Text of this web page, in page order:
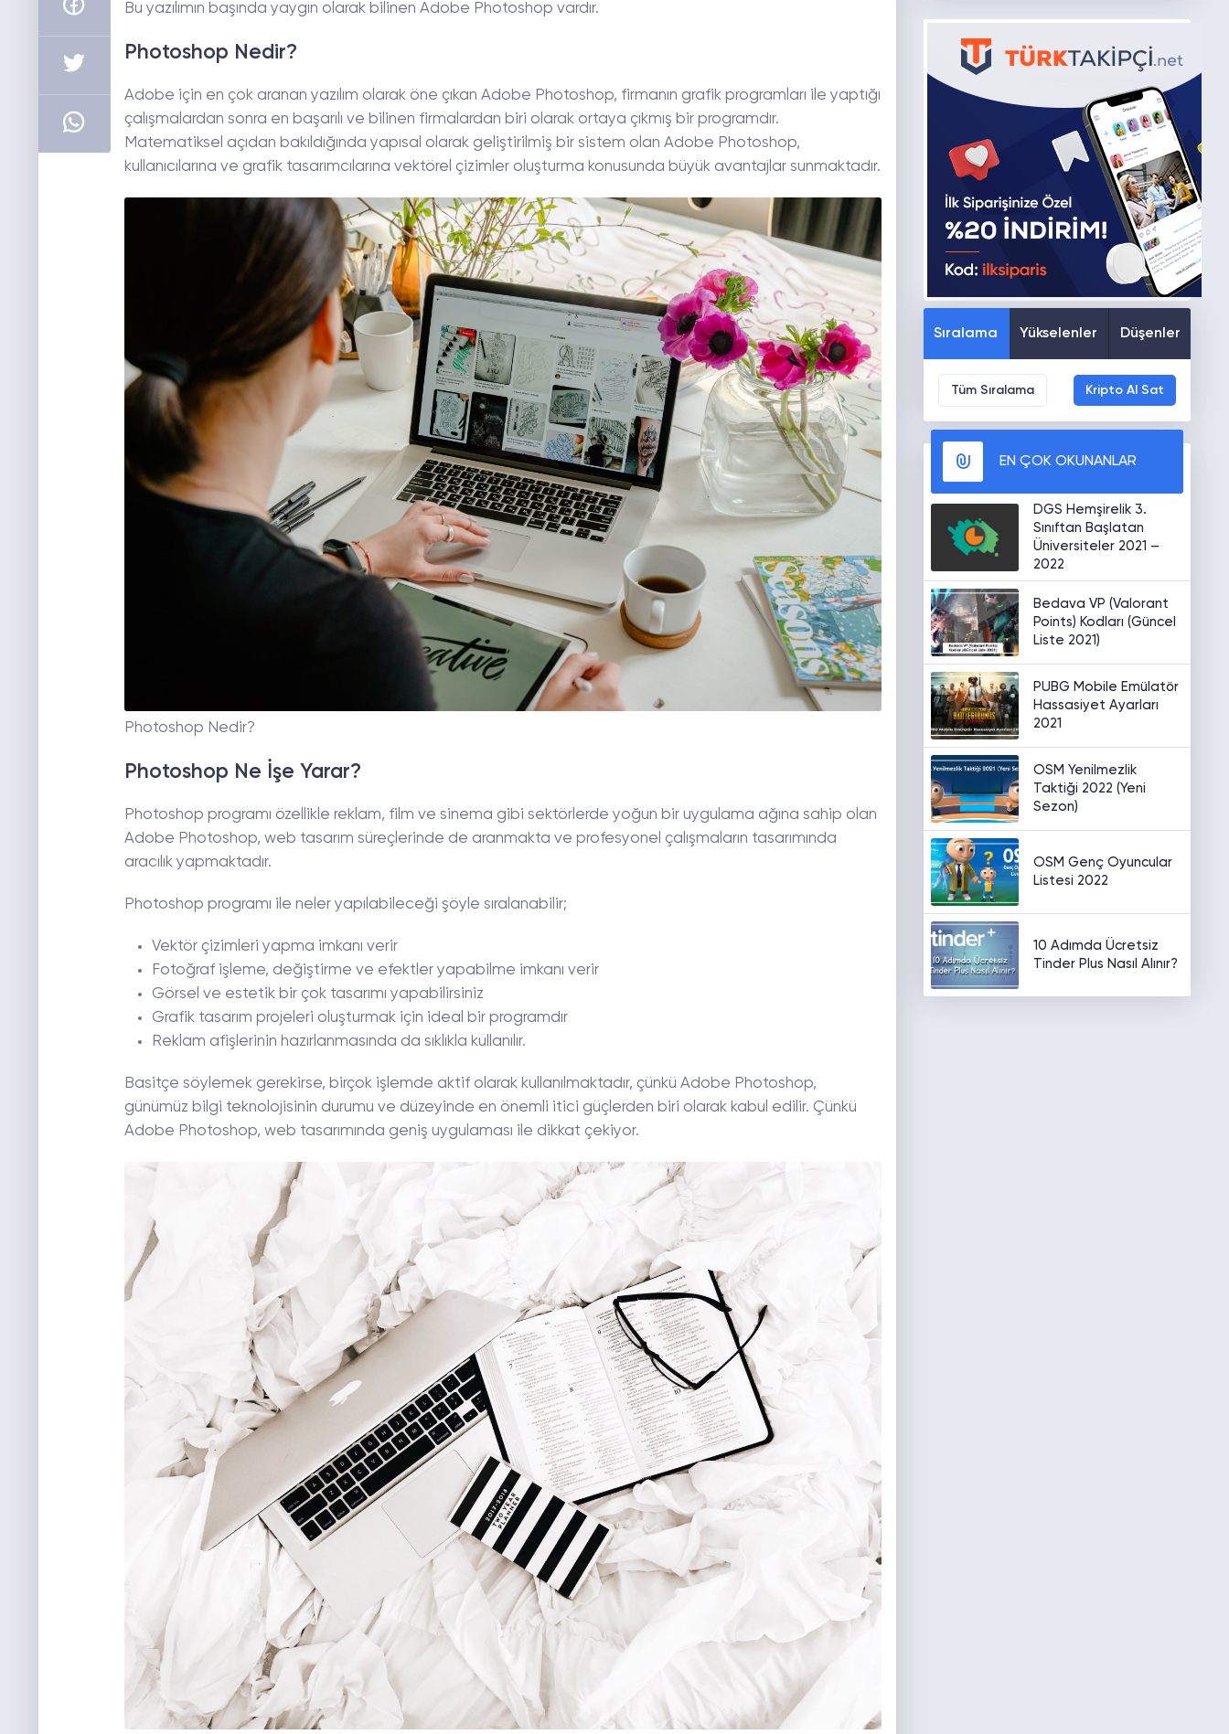
Bu yazılımın başında yaygın olarak bilinen Adobe Photoshop vardır.
Photoshop Nedir?
Adobe için en çok aranan yazılım olarak öne çıkan Adobe Photoshop, firmanın grafik programları ile yaptığı
çalışmalardan sonra en başarılı ve bilinen firmalardan biri olarak ortaya çıkmış bir programdır.
Matematiksel açıdan bakıldığında yapısal olarak geliştirilmiş bir sistem olan Adobe Photoshop,
kullanıcılarına ve grafik tasarımcılarına vektörel çizimler oluşturma konusunda büyük avantajlar sunmaktadır.
Photoshop Nedir?
Photoshop Ne İşe Yarar?
Photoshop programı özellikle reklam, film ve sinema gibi sektörlerde yoğun bir uygulama ağına sahip olan
Adobe Photoshop, web tasarım süreçlerinde de aranmakta ve profesyonel çalışmaların tasarımında
aracılık yapmaktadır.
Photoshop programı ile neler yapılabileceği şöyle sıralanabilir;
Vektör çizimleri yapma imkanı verir
Fotoğraf işleme, değiştirme ve efektler yapabilme imkanı verir
Görsel ve estetik bir çok tasarımı yapabilirsiniz
Grafik tasarım projeleri oluşturmak için ideal bir programdır
Reklam afişlerinin hazırlanmasında da sıklıkla kullanılır.
Basitçe söylemek gerekirse, birçok işlemde aktif olarak kullanılmaktadır, çünkü Adobe Photoshop,
günümüz bilgi teknolojisinin durumu ve düzeyinde en önemli itici güçlerden biri olarak kabul edilir. Çünkü
Adobe Photoshop, web tasarımında geniş uygulaması ile dikkat çekiyor.
Sıralama Yükselenler Düşenler
Tüm Sıralama Kripto Al Sat
EN ÇOK OKUNANLAR
DGS Hemşirelik 3.
Sınıftan Başlatan
Üniversiteler 2021 –
2022
Bedava VP (Valorant
Points) Kodları (Güncel
Liste 2021)
PUBG Mobile Emülatör
Hassasiyet Ayarları
2021
OSM Yenilmezlik
Taktiği 2022 (Yeni
Sezon)
OSM Genç Oyuncular
Listesi 2022
10 Adımda Ücretsiz
Tinder Plus Nasıl Alınır?